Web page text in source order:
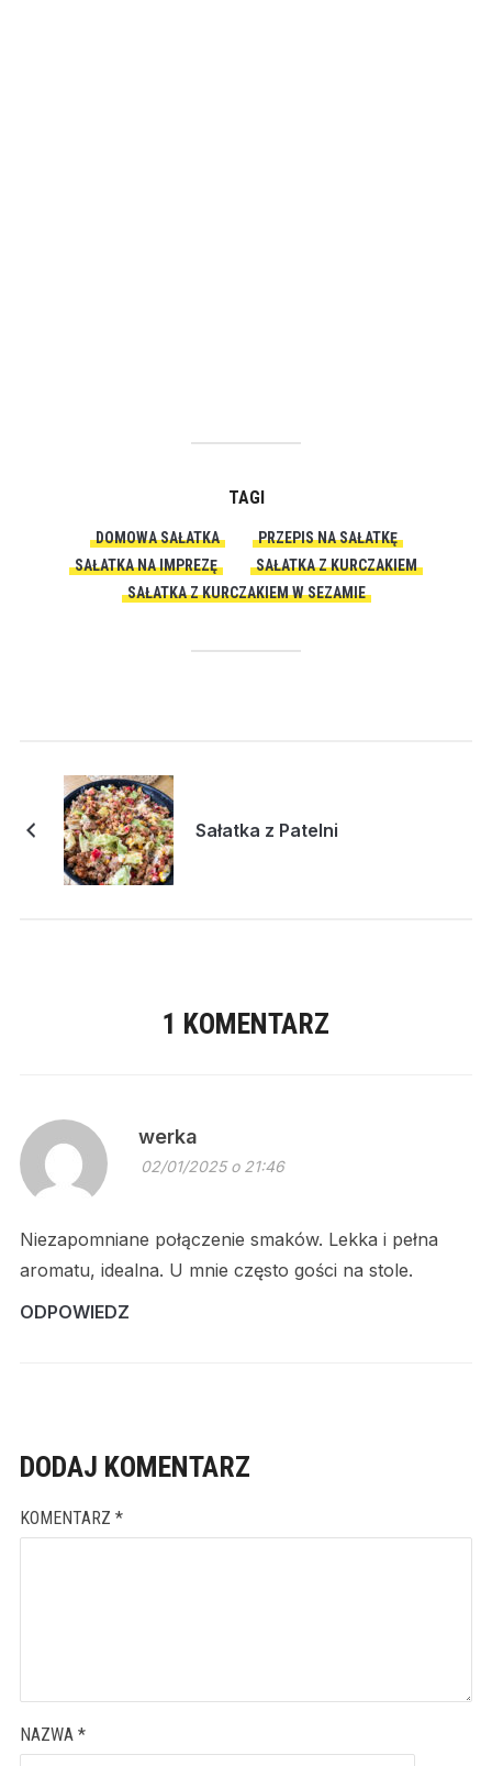
TAGI
DOMOWA SAŁATKA
PRZEPIS NA SAŁATKĘ
SAŁATKA NA IMPREZĘ
SAŁATKA Z KURCZAKIEM
SAŁATKA Z KURCZAKIEM W SEZAMIE
Sałatka z Patelni
1 KOMENTARZ
werka
02/01/2025 o 21:46
Niezapomniane połączenie smaków. Lekka i pełna
aromatu, idealna. U mnie często gości na stole.
ODPOWIEDZ
DODAJ KOMENTARZ
KOMENTARZ *
NAZWA *